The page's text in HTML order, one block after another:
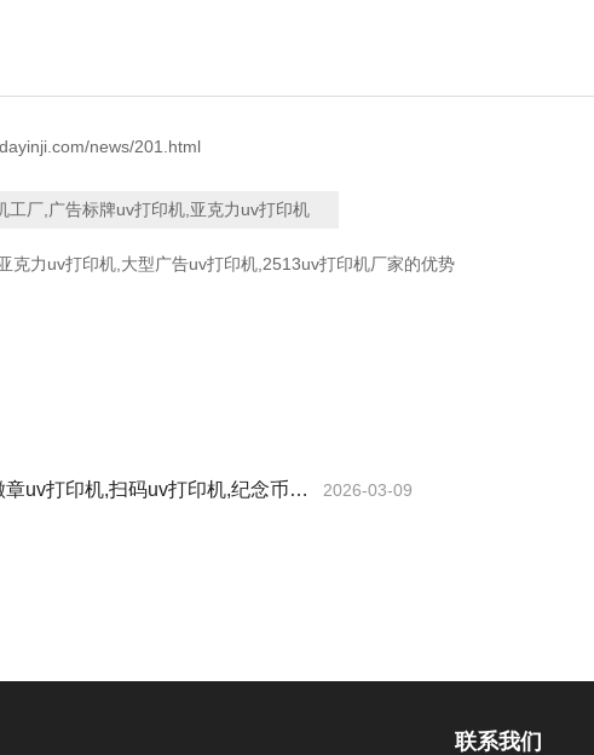
news/201.html
工厂,广告标牌uv打印机,亚克力uv打印机
克力uv打印机,大型广告uv打印机,2513uv打印机厂家的优势
2026-03-09
uv打印机,扫码uv打印机,纪念币uv
联系我们